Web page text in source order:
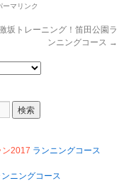
ーマリンク
坂トレーニング！笛田公園ラ
ンニングコース →
ン2017 ランニングコース
ニングコース